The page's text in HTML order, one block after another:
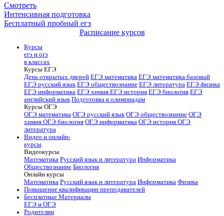
Смотреть
Интенсивная подготовка
Бесплатный пробный егэ
Расписание курсов
Курсы
егэ и огэ
в классах
Курсы ЕГЭ
День открытых дверей ЕГЭ математика ЕГЭ математика базовый
ЕГЭ русский язык ЕГЭ обществознание ЕГЭ литература ЕГЭ физика
ЕГЭ информатика ЕГЭ химия ЕГЭ история ЕГЭ биология ЕГЭ
английский язык Подготовка к олимпиадам
Курсы ОГЭ
ОГЭ математика ОГЭ русский язык ОГЭ обществознание ОГЭ
химия ОГЭ биология ОГЭ информатика ОГЭ история ОГЭ
литература
Видео и онлайн-
курсы
Видеокурсы
Математика Русский язык и литература Информатика
Обществознание Биология
Онлайн курсы
Математика Русский язык и литература Информатика Физика
Повышение квалификации преподавателей
Бесплатные Материалы
ЕГЭ и ОГЭ
Родителям